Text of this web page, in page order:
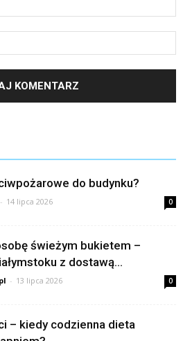
do budynku?
- 14 lipca 2026 0
świeżym bukietem –
z dostawą...
- 13 lipca 2026 0
– kiedy codzienna dieta